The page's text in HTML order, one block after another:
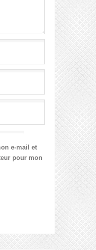
e-mail et
pour mon